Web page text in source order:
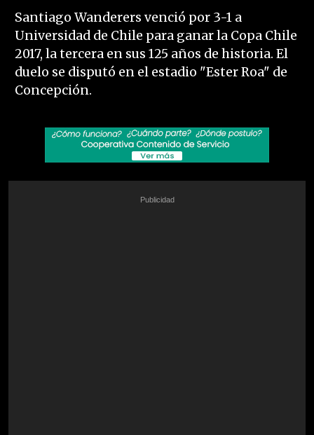
Santiago Wanderers venció por 3-1 a
Universidad de Chile para ganar la Copa Chile
2017, la tercera en sus 125 años de historia. El
duelo se disputó en el estadio "Ester Roa" de
Concepción.